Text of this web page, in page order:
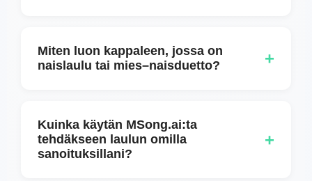
tekoälylaulunkirjoittaja, joka auttaa sinua
tekemään kappaleraidat yksinkertaisista
luo täydellisiä kappaleita sanoituksineen,
rakenteineen ja äänitiedostoineen, jotka voit
ladata.
Miten luon kappaleen, jossa on
naislaulu tai mies–naisduetto?
+
version tai sekadueton käyttämällä
Mukautettua tilaa. Lisää vain äänitunnisteet
laululyriikan jokaisen osion alkuun,
Kuinka käytän MSong.ai:ta
tehdäkseen laulun omilla
sanoituksillani?
+